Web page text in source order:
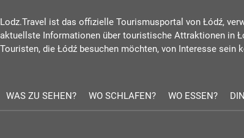
Lodz.Travel ist das offizielle Tourismusportal von Łódź,
aktuellste Informationen über touristische Attraktionen in
Touristen, die Łódź besuchen möchten, von Interesse sein
WAS ZU SEHEN? WO SCHLAFEN? WO ESSEN?